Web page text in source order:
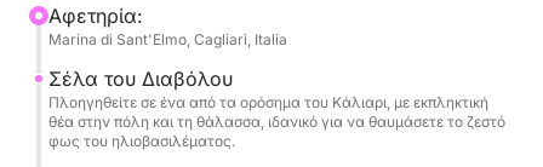
εκπληκτική θέα. Η εκδρομή περιλαμβάνει
διαλείμματα για κολύμπι, ιδανικά για χαλάρωση και
απόλαυση της θάλασσας σε μια γαλήνια και
μαγευτική ατμόσφαιρα.
Αφετηρία:
Marina di Sant'Elmo, Cagliari, Italia
Σέλα του Διαβόλου
Πλοηγηθείτε σε ένα από τα ορόσημα του Κάλιαρι, με εκπληκτική
θέα στην πόλη και τη θάλασσα, ιδανικό για να θαυμάσετε το ζεστό
φως του ηλιοβασιλέματος.